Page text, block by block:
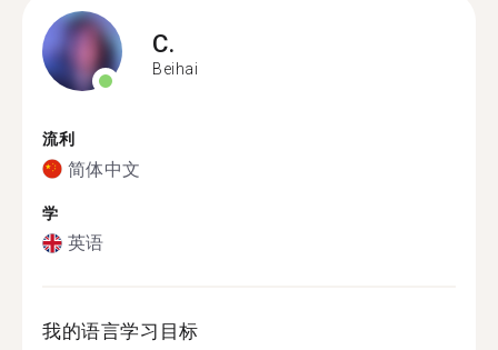
C.
Beihai
流利
简体中文
学
英语
我的语言学习目标